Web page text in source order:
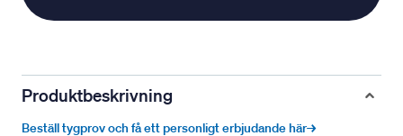
Produktbeskrivning
Beställ tygprov och få ett personligt erbjudande här→